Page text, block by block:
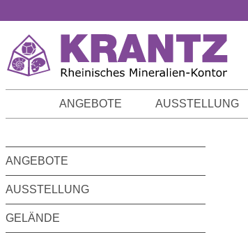
ANGEBOTE AUSSTELLUNG
ANGEBOTE
AUSSTELLUNG
GELÄNDE